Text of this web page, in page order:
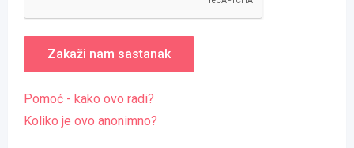
Pomoć - kako ovo radi?
Koliko je ovo anonimno?